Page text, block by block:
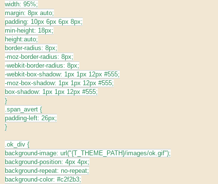
width: 95%;
margin: 8px auto;
padding: 10px 6px 6px 8px;
min-height: 18px;
height:auto;
border-radius: 8px;
-moz-border-radius: 8px;
-webkit-border-radius: 8px;
-webkit-box-shadow: 1px 1px 12px #555;
-moz-box-shadow: 1px 1px 12px #555;
box-shadow: 1px 1px 12px #555;
}
.span_avert {
padding-left: 26px;
}
.ok_div {
background-image: url("{T_THEME_PATH}/images/ok.gif");
background-position: 4px 4px;
background-repeat: no-repeat;
background-color: #c2f2b3;